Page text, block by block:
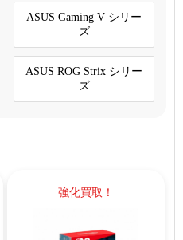
ASUS Gaming V シリー
ズ
ASUS ROG Strix シリー
ズ
強化買取！